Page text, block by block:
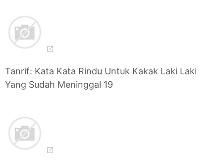
Tanrif: Kata Kata Rindu Untuk Kakak Laki Laki
Yang Sudah Meninggal 19